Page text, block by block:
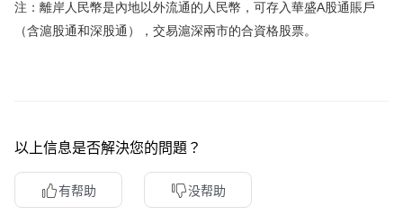
注：離岸人民幣是內地以外流通的人民幣，可存入華盛A股通賬戶
（含滬股通和深股通），交易滬深兩市的合資格股票。
以上信息是否解決您的問題？
有帮助 没帮助